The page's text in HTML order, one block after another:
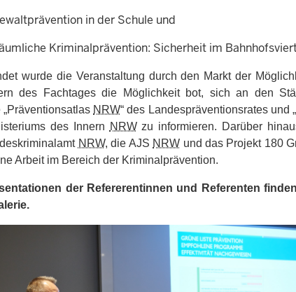
in der Schule und
Kriminalprävention: Sicherheit im
wurde die Veranstaltung durch den Markt der
des Fachtages die Möglichkeit bot, sich an den
„Präventionsatlas NRW“ des Landespräventionsrates und
des Innern NRWzu informieren. Darüber
NRW, die AJS NRW und das Projekt 180
Arbeit im Bereich der Kriminalprävention.
der Refererentinnen und Referenten
.